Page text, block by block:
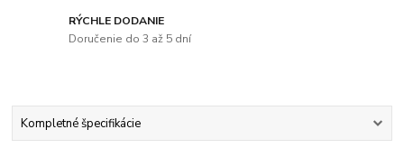
RÝCHLE DODANIE
Doručenie do 3 až 5 dní
Kompletné špecifikácie